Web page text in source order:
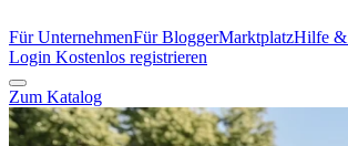
Für UnternehmenFür BloggerMarktplatzHilfe &
Login Kostenlos registrieren
Zum Katalog